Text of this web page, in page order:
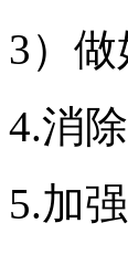
3）做
4.消
5.加